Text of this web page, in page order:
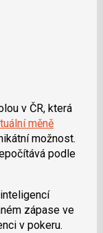
v ČR, která
měně
možnost.
podle
zápase ve
v pokeru.